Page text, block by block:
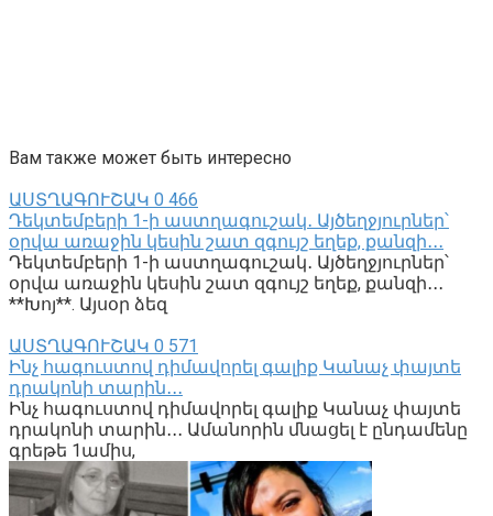
Вам также может быть интересно
ԱՍՏՂԱԳՈՒՇԱԿ 0 466
Դեկտեմբերի 1-ի աստղագուշակ․ Այծեղջյուրներ՝
օրվա առաջին կեսին շատ զգույշ եղեք, քանզի․․․
Դեկտեմբերի 1-ի աստղագուշակ․ Այծեղջյուրներ՝
օրվա առաջին կեսին շատ զգույշ եղեք, քանզի․․․
**Խոյ**. Այսօր ձեզ
ԱՍՏՂԱԳՈՒՇԱԿ 0 571
Ինչ հագուստով դիմավորել գալիք Կանաչ փայտե
դրակոնի տարին․․․
Ինչ հագուստով դիմավորել գալիք Կանաչ փայտե
դրակոնի տարին․․․ Ամանորին մնացել է ընդամենը
գրեթե 1ամիս,